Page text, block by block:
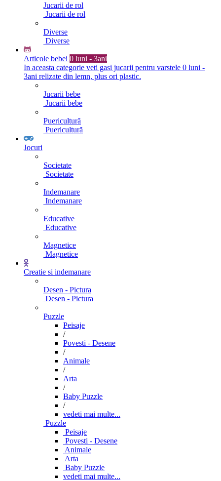
Jucarii de rol
Jucarii de rol
Diverse
Diverse
Articole bebei 0 luni - 3ani
In aceasta categorie veti gasi jucarii pentru varstele 0 luni -
3ani relizate din lemn, plus ori plastic.
Jucarii bebe
Jucarii bebe
Puericultură
Puericultură
Jocuri
Societate
Societate
Indemanare
Indemanare
Educative
Educative
Magnetice
Magnetice
Creatie si indemanare
Desen - Pictura
Desen - Pictura
Puzzle
Peisaje
/
Povesti - Desene
/
Animale
/
Arta
/
Baby Puzzle
/
vedeti mai multe...
Puzzle
Peisaje
Povesti - Desene
Animale
Arta
Baby Puzzle
vedeti mai multe...